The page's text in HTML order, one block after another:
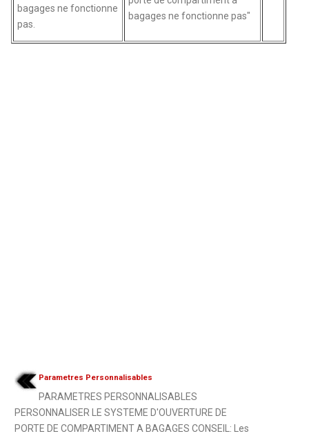
bagages ne fonctionne
pas.
bagages ne fonctionne pas"
Parametres Personnalisables
PARAMETRES PERSONNALISABLES
PERSONNALISER LE SYSTEME D'OUVERTURE DE
PORTE DE COMPARTIMENT A BAGAGES CONSEIL: Les